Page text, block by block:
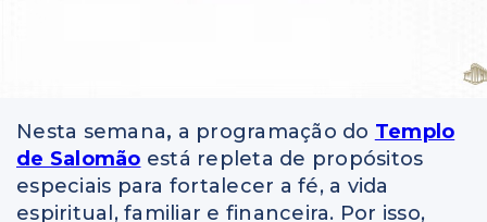
Nesta semana, a programação do Templo
de Salomão está repleta de propósitos
especiais para fortalecer a fé, a vida
espiritual, familiar e financeira. Por isso,